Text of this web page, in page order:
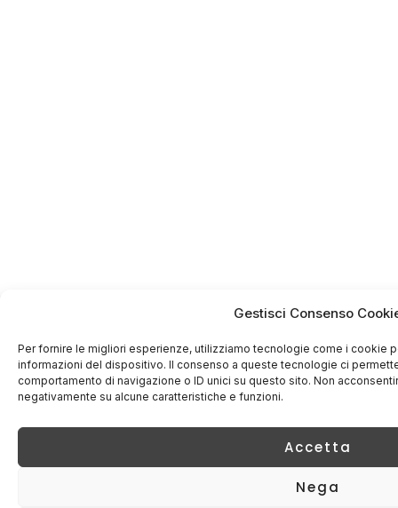
Gestisci Consenso
Per fornire le migliori esperienze, utilizziamo tecnologie come i cookie
informazioni del dispositivo. Il consenso a queste tecnologie ci
comportamento di navigazione o ID unici su questo sito. Non
negativamente su alcune caratteristiche e funzioni.
Accetta
Nega